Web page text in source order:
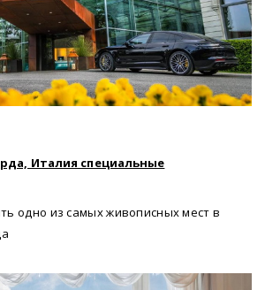
Италия специальные
одно из самых живописных мест в